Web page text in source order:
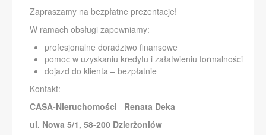
Zapraszamy na bezpłatne prezentacje!
W ramach obsługi zapewniamy:
profesjonalne doradztwo finansowe
pomoc w uzyskaniu kredytu i załatwieniu formalności
dojazd do klienta – bezpłatnie
Kontakt:
CASA-Nieruchomości Renata Deka
ul. Nowa 5/1, 58-200 Dzierżoniów